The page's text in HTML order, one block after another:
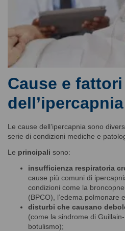
Cause e
dell’ipercapnia
Le cause dell’ipercapnia sono
serie di condizioni mediche e
Le principali sono:
insufficienza respiratoria
cause più comuni di
condizioni come la
(BPCO), l’edema polmonare e
disturbi che causano
(come la sindrome di
botulismo);